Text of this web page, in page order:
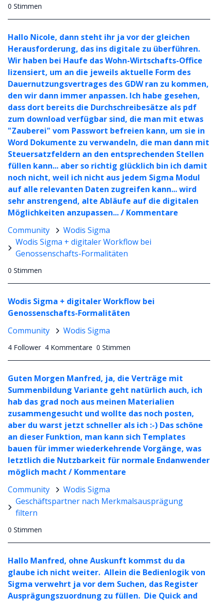
0 Stimmen
Hallo Nicole, dann steht ihr ja vor der gleichen
Herausforderung, das ins digitale zu überführen.
Wir haben bei Haufe das Wohn-Wirtschafts-Office
lizensiert, um an die jeweils aktuelle Form des
Dauernutzungsvertrages des GDW ran zu kommen,
den wir dann immer anpassen. Ich habe gesehen,
dass dort bereits die Durchschreibesätze als pdf
zum download verfügbar sind, die man mit etwas
"Zauberei" vom Passwort befreien kann, um sie in
Word Dokumente zu verwandeln, die man dann mit
Steuersatzfeldern an den entsprechenden Stellen
füllen kann... aber so richtig glücklich bin ich damit
noch nicht, weil ich nicht aus jedem Sigma Modul
auf alle relevanten Daten zugreifen kann... wird
sehr anstrengend, alte Abläufe auf die digitalen
Möglichkeiten anzupassen... / Kommentare
Community
Wodis Sigma
Wodis Sigma + digitaler Workflow bei
Genossenschafts-Formalitäten
0 Stimmen
Wodis Sigma + digitaler Workflow bei
Genossenschafts-Formalitäten
Community
Wodis Sigma
4 Follower 4 Kommentare 0 Stimmen
Guten Morgen Manfred, ja, die Verträge mit
Summenbildung Variante geht natürlich auch, ich
hab das grad noch aus meinen Materialien
zusammengesucht und wollte das noch posten,
aber du warst jetzt schneller als ich :-) Das schöne
an dieser Funktion, man kann sich Templates
bauen für immer wiederkehrende Vorgänge, was
letztlich die Nutzbarkeit für normale Endanwender
möglich macht / Kommentare
Community
Wodis Sigma
Geschäftspartner nach Merkmalsausprägung
filtern
0 Stimmen
Hallo Manfred, ohne Auskunft kommst du da
glaube ich nicht weiter. Allein die Bedienlogik von
Sigma verwehrt ja vor dem Suchen, das Register
Ausprägungszuordnung zu füllen. Die Quick and